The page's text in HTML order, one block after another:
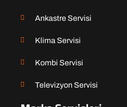
Ankastre Servisi
Klima Servisi
Kombi Servisi
Televizyon Servisi